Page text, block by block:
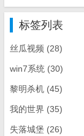
标签列表
丝瓜视频 (28)
win7系统 (30)
黎明杀机 (45)
我的世界 (35)
失落城堡 (26)